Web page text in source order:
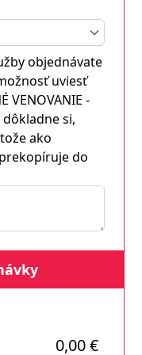
objednávate
uviesť
VENOVANIE -
si,
ako
do
0,00 €